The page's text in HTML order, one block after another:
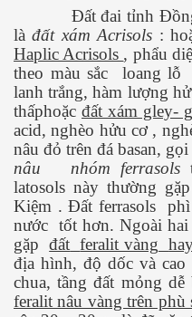
Đất đai tỉnh
làđất xám Acrisols :
Haplic Acrisols , phẩu
theo màu sắc
loang lỗ
lanh trắng, hàm lượng
thấphoặc đất xám gley-
acid, nghèo hửu cơ ,
nâu đỏ trên đá basan, gọi
nâu
nhóm ferrasols
latosols này thường
Kiệm . Đất ferrasols
nước tốt hơn. Ngoài
gặp đất feralit vàng
địa hình, độ dốc và
chua, tầng đất mỏng
feralit nâu vàng trên phù